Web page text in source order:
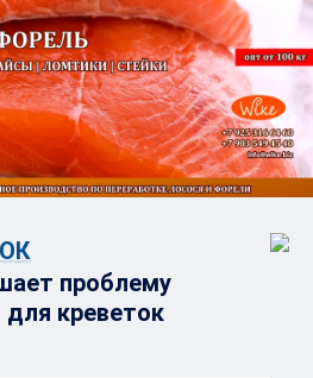
проблему
креветок